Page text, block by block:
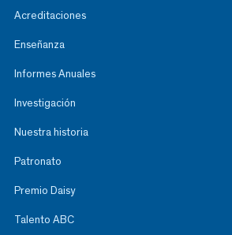
Acreditaciones
Enseñanza
Informes Anuales
Investigación
Nuestra historia
Patronato
Premio Daisy
Talento ABC